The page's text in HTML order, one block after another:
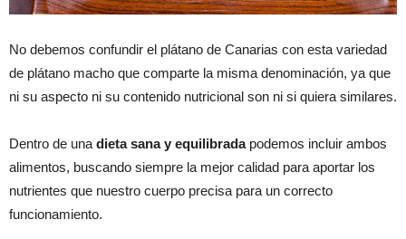
No debemos confundir el plátano de Canarias con esta variedad
de plátano macho que comparte la misma denominación, ya que
ni su aspecto ni su contenido nutricional son ni si quiera similares.
Dentro de unadieta sana y equilibradapodemos incluir ambos
alimentos, buscando siempre la mejor calidad para aportar los
nutrientes que nuestro cuerpo precisa para un correcto
funcionamiento.